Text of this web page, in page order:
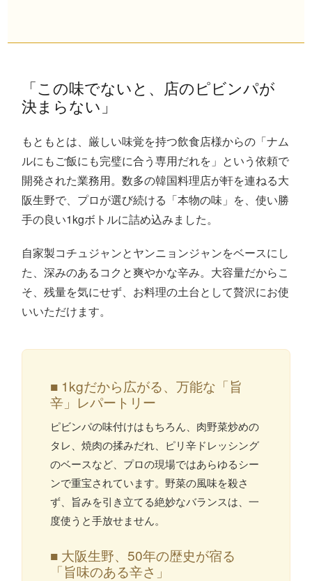
「この味でないと、店のピビンパが
決まらない」
もともとは、厳しい味覚を持つ飲食店様からの「ナム
ルにもご飯にも完璧に合う専用だれを」という依頼で
開発された業務用。数多の韓国料理店が軒を連ねる大
阪生野で、プロが選び続ける「本物の味」を、使い勝
手の良い1kgボトルに詰め込みました。
自家製コチュジャンとヤンニョンジャンをベースにし
た、深みのあるコクと爽やかな辛み。大容量だからこ
そ、残量を気にせず、お料理の土台として贅沢にお使
いいただけます。
■ 1kgだから広がる、万能な「旨
辛」レパートリー
ピビンパの味付けはもちろん、肉野菜炒めの
タレ、焼肉の揉みだれ、ピリ辛ドレッシング
のベースなど、プロの現場ではあらゆるシー
ンで重宝されています。野菜の風味を殺さ
ず、旨みを引き立てる絶妙なバランスは、一
度使うと手放せません。
■ 大阪生野、50年の歴史が宿る
「旨味のある辛さ」